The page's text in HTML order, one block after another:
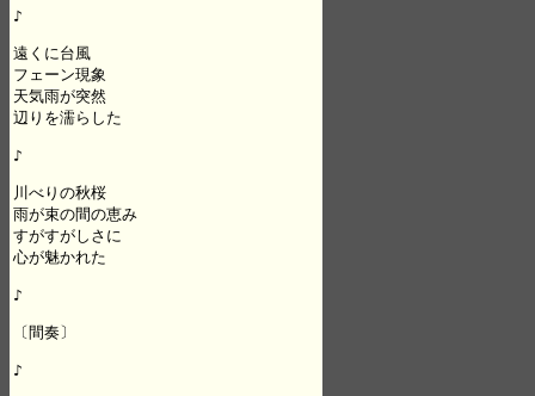
♪
遠くに台風
フェーン現象
天気雨が突然
辺りを濡らした
♪
川べりの秋桜
雨が束の間の恵み
すがすがしさに
心が魅かれた
♪
〔間奏〕
♪